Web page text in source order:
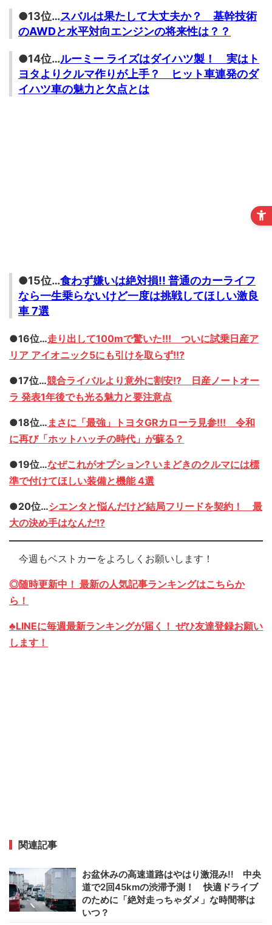
●13位…スバルは果たして大丈夫か？ 基幹技術
のAWDと水平対向エンジンの将来性は？？
●14位…ルーミー ライズはダイハツ製！ 実はト
ヨタよりクルマ作りが上手？ ヒット車連発のダ
イハツ車の魅力と欠点とは
●15位…食わず嫌いは絶対損!! 普通のカーライフ
なら一生乗らないけど一度は挑戦してほしい激良
車 7選
●16位…走り出して100mで驚いた!!! ついに試乗日産ア
リア アイオニック5にも引けを取らず!!?
●17位…競合ライバルより意外に割安!? 日産ノートオー
ラ 発表1年後でも光る魅力と要注意点
●18位… まさに「最強」トヨタGRカローラ見参!!! 令和
に再び「ホットハッチの時代」が蘇る？
●19位…なぜこれがオプション? いまどきのクルマには標
準で付けてほしい装備と機能 4選
●20位…シエンタと悩んだけど結局フリードを契約！ 最
大の決め手はなんだ!?
今週もベストカーをよろしくお願いします！
◎随時更新中！ 最新の人気記事ランキングはこちらか
ら！
♣LINEに毎週最新ランキングが届く！ ぜひ友達登録お願い
します！
関連記事
お盆休みの高速道路はやはり激混み!! 中央
道で2回45kmの渋滞予測！ 快適ドライブ
のために「絶対走っちゃダメ」な時間帯は
いつ？